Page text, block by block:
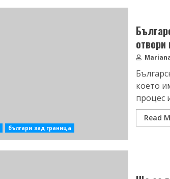
българи зад граница
отвори
което
процес
Read